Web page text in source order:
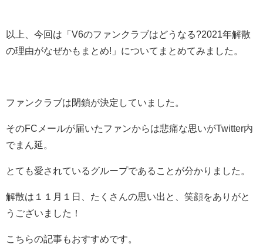
以上、今回は「 V6のファンクラブはどうなる?2021年解散
の理由がなぜかもまとめ! 」についてまとめてみました。
ファンクラブは閉鎖が決定していました。
そのFCメールが届いたファンからは悲痛な思いがTwitter内
でまん延。
とても愛されているグループであることが分かりました。
解散は１１月１日、たくさんの思い出と、笑顔をありがと
うございました！
こちらの記事もおすすめです。